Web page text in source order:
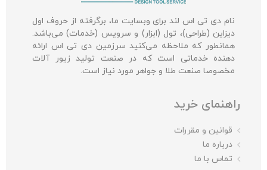
نام دی تی اس لند برای وبسایت ما، برگرفته از حروف اول
دیزاین (طراحی)، تول (ابزار) و سرویس (خدمات) می‌باشد.
همانطور که ملاحظه می‌کنید سرزمین دی تی اس ارائه
دهنده خدماتی است که در صنعت تولید زیور آلات
مخصوصا صنعت طلا و جواهر مورد نیاز است.
راهنمای خرید
قوانین و مقررات
درباره ما
تماس با ما